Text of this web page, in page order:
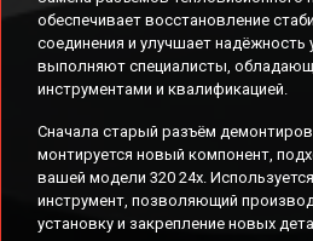
обеспечивает восстановление
соединения и улучшает надёжность
выполняют специалисты,
инструментами и квалификацией.
Сначала старый разъём
монтируется новый компонент,
вашей модели 320 24x.
инструмент, позволяющий
установку и закрепление новых